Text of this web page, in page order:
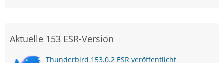
Aktuelle 153 ESR-Version
Thunderbird 153.0.2 ESR veröffentlicht